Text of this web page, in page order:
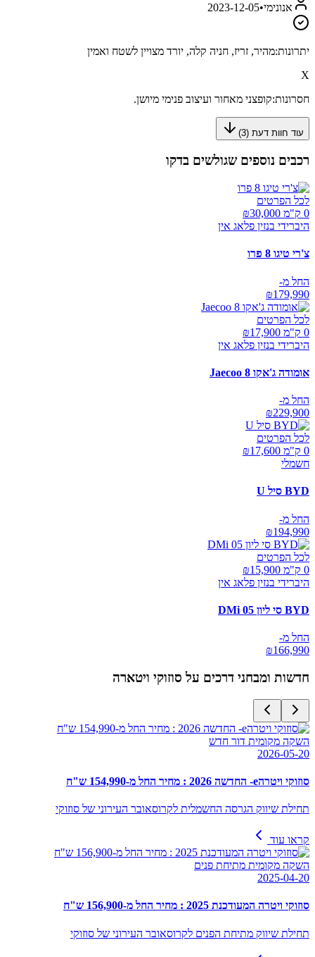
אנונימי•
2023-12-05
יתרונות:מהיר, זריז, חניה קלה, יורד מצויין לשטח ואמין
X
חסרונות:קופצני מאחור ועיצוב פנימי מיושן.
עוד חוות דעת (3
)
רכבים נוספים שגולשים בדקו
לכל הפרטים
0 ק"מ ₪
30,000
היברידי בנזין פלאג אין
צ'רי טיגו 8 פרו
החל מ-
₪179,990
לכל הפרטים
0 ק"מ ₪
17,900
היברידי בנזין פלאג אין
אומודה ג'אקו Jaecoo 8
החל מ-
₪229,900
לכל הפרטים
0 ק"מ ₪
17,600
חשמלי
BYD סיל U
החל מ-
₪194,990
לכל הפרטים
0 ק"מ ₪
15,900
היברידי בנזין פלאג אין
BYD סי ליון 05 DMi
החל מ-
₪166,990
חדשות ומבחני דרכים על סוזוקי ויטארה
השקה מקומית דור חדש
2026-05-20
סוזוקי ויטרהe- החדשה 2026 : מחיר החל מ-154,990 ש"ח
תחילת שיווק הגרסה החשמלית לקרוסאובר העירוני של סוזוקי
קראו עוד
השקה מקומית מתיחת פנים
2025-04-20
סוזוקי ויטרה המעודכנת 2025 : מחיר החל מ-156,900 ש"ח
תחילת שיווק מתיחת הפנים לקרוסאובר העירוני של סוזוקי